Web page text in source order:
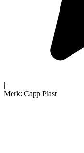
|
Merk: Capp Plast